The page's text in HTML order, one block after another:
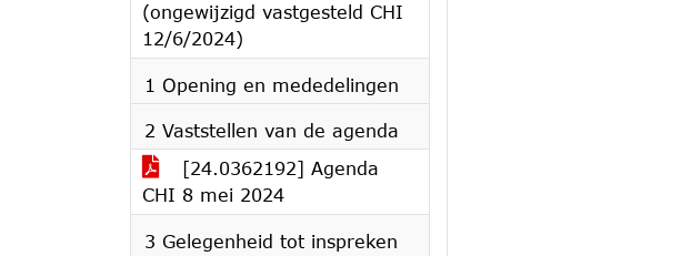
(ongewijzigd vastgesteld CHI
12/6/2024)
1 Opening en mededelingen
2 Vaststellen van de agenda
[24.0362192] Agenda
CHI 8 mei 2024
3 Gelegenheid tot inspreken